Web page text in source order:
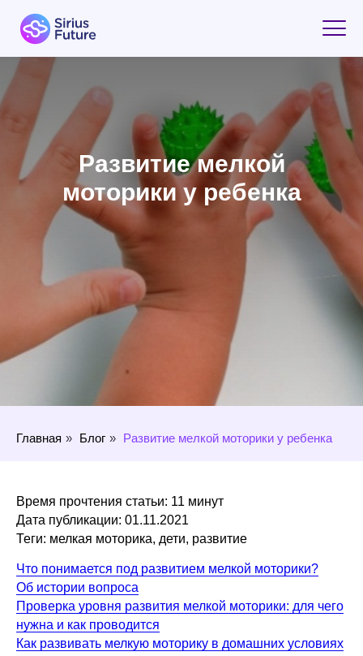
Развитие мелкой
моторики у ребенка
Главная » Блог » Развитие мелкой моторики у ребенка
Время прочтения статьи: 11 минут
Дата публикации: 01.11.2021
Теги: мелкая моторика, дети, развитие
Что понимается под развитием мелкой моторики?
Об истории вопроса
Проверка уровня развития мелкой моторики: для чего
нужна и как проводится
Как развивать мелкую моторику в домашних условиях